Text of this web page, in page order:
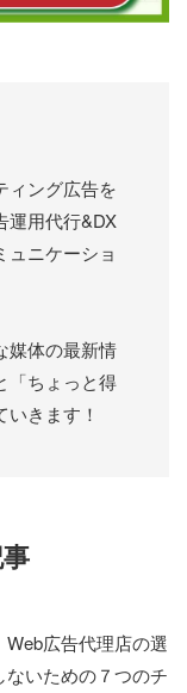
ィング広告を
運用代行&DX
ュニケーショ
媒体の最新情
「ちょっと得
きます！
Web広告代理店の選
ないための７つのチ